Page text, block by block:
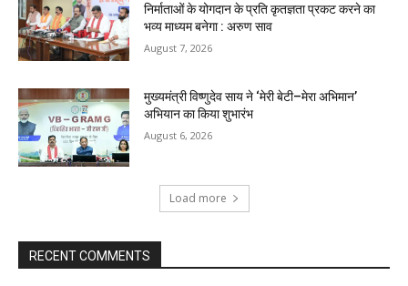
निर्माताओं के योगदान के प्रति कृतज्ञता प्रकट करने का
भव्य माध्यम बनेगा : अरुण साव
August 7, 2026
मुख्यमंत्री विष्णुदेव साय ने ‘मेरी बेटी–मेरा अभिमान’
अभियान का किया शुभारंभ
August 6, 2026
Load more
RECENT COMMENTS